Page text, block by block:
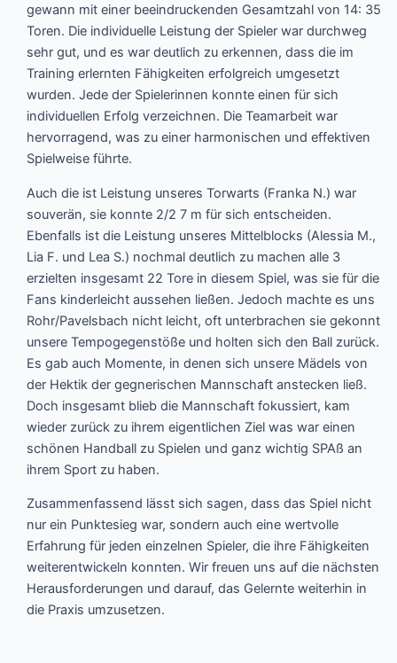
gewann mit einer beeindruckenden Gesamtzahl von 14: 35
Toren. Die individuelle Leistung der Spieler war durchweg
sehr gut, und es war deutlich zu erkennen, dass die im
Training erlernten Fähigkeiten erfolgreich umgesetzt
wurden. Jede der Spielerinnen konnte einen für sich
individuellen Erfolg verzeichnen. Die Teamarbeit war
hervorragend, was zu einer harmonischen und effektiven
Spielweise führte.
Auch die ist Leistung unseres Torwarts (Franka N.) war
souverän, sie konnte 2/2 7 m für sich entscheiden.
Ebenfalls ist die Leistung unseres Mittelblocks (Alessia M.,
Lia F. und Lea S.) nochmal deutlich zu machen alle 3
erzielten insgesamt 22 Tore in diesem Spiel, was sie für die
Fans kinderleicht aussehen ließen. Jedoch machte es uns
Rohr/Pavelsbach nicht leicht, oft unterbrachen sie gekonnt
unsere Tempogegenstöße und holten sich den Ball zurück.
Es gab auch Momente, in denen sich unsere Mädels von
der Hektik der gegnerischen Mannschaft anstecken ließ.
Doch insgesamt blieb die Mannschaft fokussiert, kam
wieder zurück zu ihrem eigentlichen Ziel was war einen
schönen Handball zu Spielen und ganz wichtig SPAß an
ihrem Sport zu haben.
Zusammenfassend lässt sich sagen, dass das Spiel nicht
nur ein Punktesieg war, sondern auch eine wertvolle
Erfahrung für jeden einzelnen Spieler, die ihre Fähigkeiten
weiterentwickeln konnten. Wir freuen uns auf die nächsten
Herausforderungen und darauf, das Gelernte weiterhin in
die Praxis umzusetzen.